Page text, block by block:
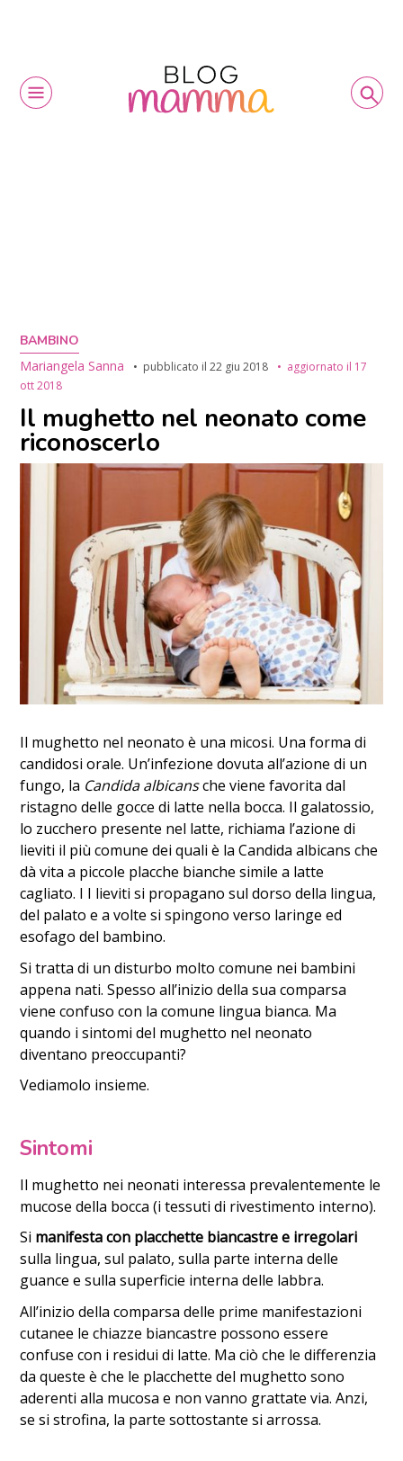
BAMBINO
Mariangela Sanna
pubblicato il22 giu 2018 aggiornato il 17
ott 2018
Il mughetto nel neonato come
riconoscerlo
Il mughetto nel neonato è una micosi. Una forma di
candidosi orale. Un’infezione dovuta all’azione di un
fungo, la Candida albicansche viene favorita dal
ristagno delle gocce di latte nella bocca. Il galatossio,
lo zucchero presente nel latte, richiama l’azione di
lieviti il più comune dei quali è la Candida albicans che
dà vita a piccole placche bianche simile a latte
cagliato. I I lieviti si propagano sul dorso della lingua,
del palato e a volte si spingono verso laringe ed
esofago del bambino.
Si tratta di un disturbo molto comune nei bambini
appena nati. Spesso all’inizio della sua comparsa
viene confuso con la comune lingua bianca. Ma
quando i sintomi del mughetto nel neonato
diventano preoccupanti?
Vediamolo insieme.
Sintomi
Il mughetto nei neonati interessa prevalentemente le
mucose della bocca (i tessuti di rivestimento interno).
Si manifesta con placchette biancastre e irregolari
sulla lingua, sul palato, sulla parte interna delle
guance e sulla superficie interna delle labbra.
All’inizio della comparsa delle prime manifestazioni
cutanee le chiazze biancastre possono essere
confuse con i residui di latte. Ma ciò che le differenzia
da queste è che le placchette del mughetto sono
aderenti alla mucosa e non vanno grattate via. Anzi,
se si strofina, la parte sottostante si arrossa.